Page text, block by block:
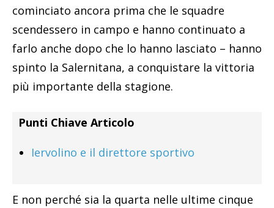
cominciato ancora prima che le squadre
scendessero in campo e hanno continuato a
farlo anche dopo che lo hanno lasciato – hanno
spinto la Salernitana, a conquistare la vittoria
più importante della stagione.
Punti Chiave Articolo
Iervolino e il direttore sportivo
E non perché sia la quarta nelle ultime cinque